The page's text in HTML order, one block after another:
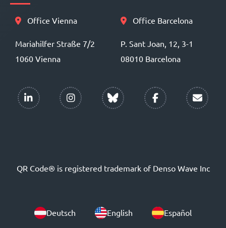
Office Vienna
Mariahilfer Straße 7/2
1060 Vienna
Office Barcelona
P. Sant Joan, 12, 3-1
08010 Barcelona
QR Code® is registered trademark of Denso Wave Inc
Deutsch English Español